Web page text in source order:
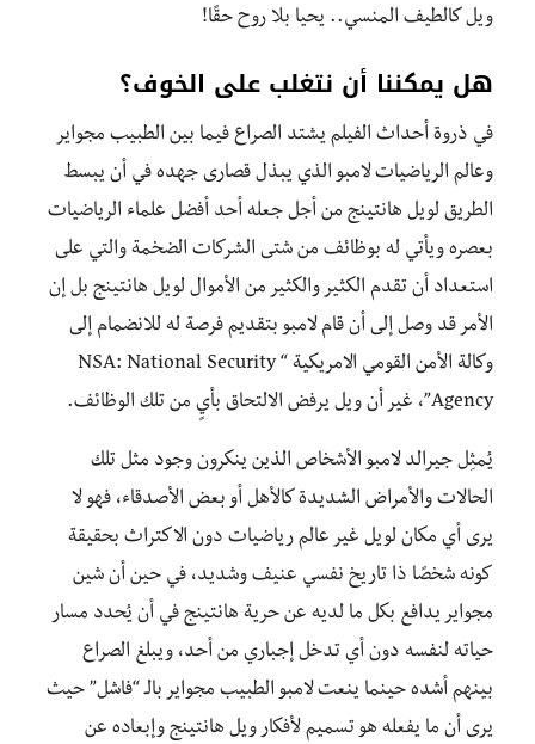
ويل كالطيف المنسي.. يحيا بلا روح حقًا!
هل يمكننا أن نتغلب على الخوف؟
في ذروة أحداث الفيلم يشتد الصراع فيما بين الطبيب مجواير
وعالم الرياضيات لامبو الذي يبذل قصارى جهده في أن يبسط
الطريق لويل هانتينج من أجل جعله أحد أفضل علماء الرياضيات
بعصره ويأتي له بوظائف من شتى الشركات الضخمة والتي على
استعداد أن تقدم الكثير والكثير من الأموال لويل هانتينج بل إن
الأمر قد وصل إلى أن قام لامبو بتقديم فرصة له للانضمام إلى
وكالة الأمن القومي الامريكية “ NSA: National Security
Agency”، غير أن ويل يرفض الالتحاق بأيٍ من تلك الوظائف.
يُمثِل جيرالد لامبو الأشخاص الذين ينكرون وجود مثل تلك
الحالات والأمراض الشديدة كالأهل أو بعض الأصدقاء، فهو لا
يرى أي مكان لويل غير عالم رياضيات دون الاكتراث بحقيقة
كونه شخصًا ذا تاريخ نفسي عنيف وشديد، في حين أن شين
مجواير يدافع بكل ما لديه عن حرية هانتينج في أن يُحدد مسار
حياته لنفسه دون أي تدخل إجباري من أحد، ويبلغ الصراع
بينهم أشده حينما ينعت لامبو الطبيب مجواير بالـ “فاشل” حيث
يرى أن ما يفعله هو تسميم لأفكار ويل هانتينج وإبعاده عن